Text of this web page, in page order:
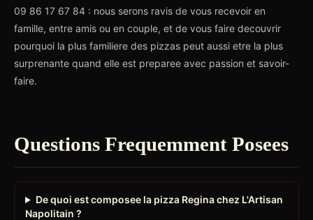
09 86 17 67 84 : nous serons ravis de vous recevoir en
famille, entre amis ou en couple, et de vous faire decouvrir
pourquoi la plus familiere des pizzas peut aussi etre la plus
surprenante quand elle est preparee avec passion et savoir-
faire.
Questions Frequemment Posees
De quoi est composee la pizza Regina chez L'Artisan
Napolitain ?